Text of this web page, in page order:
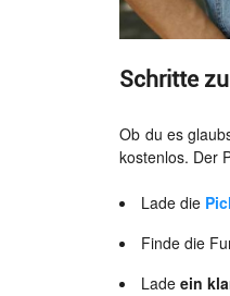
Schritte
Ob du es
kostenlos. Der
Lade die
Finde die
Ladeein